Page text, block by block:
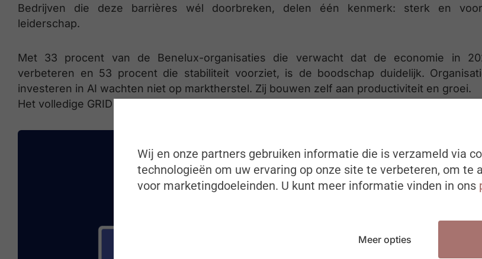
Bedrijven die deze barrières wél doorbreken, delen één kenmerk: sterk en
leiderschap.
Met 33 procent van de Benelux-organisaties die verwacht dat de economie in
verbeteren en 53 procent die stabiliteit voorziet, is de boodschap duidelijk.
investeren in AI wachten niet op marktherstel. Zij bouwen zelf aan productiviteit en groei.
Het volledige GRID 2026 Industry Trends Report is hier te downloaden.
Wij en onze partners gebruiken informatie die is verzameld via
technologieën om uw ervaring op onze site te verbeteren, om te
voor marketingdoeleinden. U kunt meer informatie vinden in ons
Meer opties